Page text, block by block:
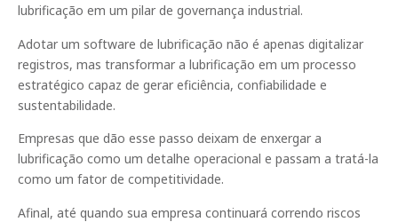
lubrificação em um pilar de governança industrial.
Adotar um software de lubrificação não é apenas digitalizar
registros, mas transformar a lubrificação em um processo
estratégico capaz de gerar eficiência, confiabilidade e
sustentabilidade.
Empresas que dão esse passo deixam de enxergar a
lubrificação como um detalhe operacional e passam a tratá-la
como um fator de competitividade.
Afinal, até quando sua empresa continuará correndo riscos